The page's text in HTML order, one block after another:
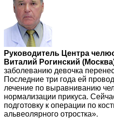
Руководитель Центра
Виталий Рогинский
заболеванию девочка
Последние три года ей
лечение по выравниванию
нормализации прикуса.
подготовку к операции по
альвеолярного отростка».